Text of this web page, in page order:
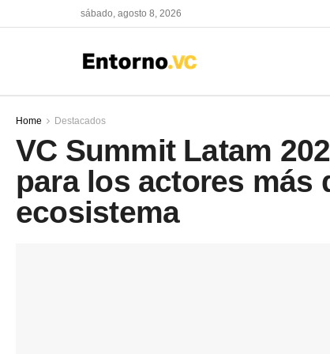
sábado, agosto 8, 2026
Home Destacados
VC Summit Latam
para los actores más
ecosistema